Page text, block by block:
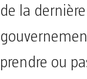
de la
prendre ou